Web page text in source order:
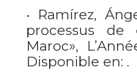
• Ramírez,
processus
Maroc»,
Disponible en: .